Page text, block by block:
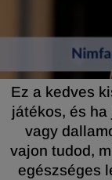
Ez a kedves
játékos, és
vagy
vajon tudod,
egészséges